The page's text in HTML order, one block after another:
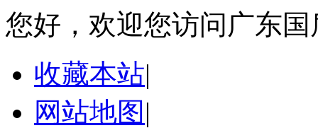
您好，欢迎您访问广东
收藏本站|
网站地图 |